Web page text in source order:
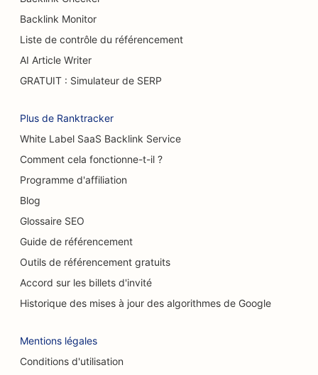
SEO pour les restaurants buffets
SEO pour les camions à hamburgers
SEO pour les grands brûlés
SEO pour les stations-service
SEO pour les cafés
revêtements de sol
SEO pour les restaurants décontractés
Référencement pour les services de peeling
chimique
SEO pour les chiropracteurs
Backlink Monitor
Liste de contrôle du référencement
AI Article Writer
GRATUIT : Simulateur de SERP
Plus de Ranktracker
White Label SaaS Backlink Service
Comment cela fonctionne-t-il ?
Programme d'affiliation
Blog
Glossaire SEO
Guide de référencement
Outils de référencement gratuits
Accord sur les billets d'invité
Historique des mises à jour des algorithmes de Google
Mentions légales
Conditions d'utilisation